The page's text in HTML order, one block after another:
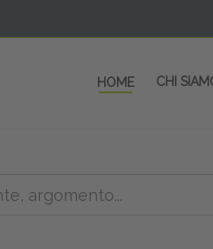
HOME CHI